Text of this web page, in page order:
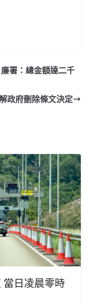
署：總金額達二千
政府刪除條文決定
日凌晨零時